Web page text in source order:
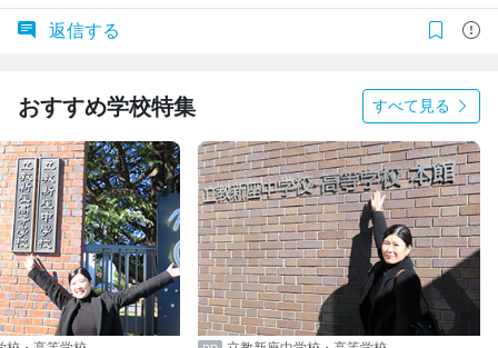
返信する
おすすめ学校特集 すべて見る